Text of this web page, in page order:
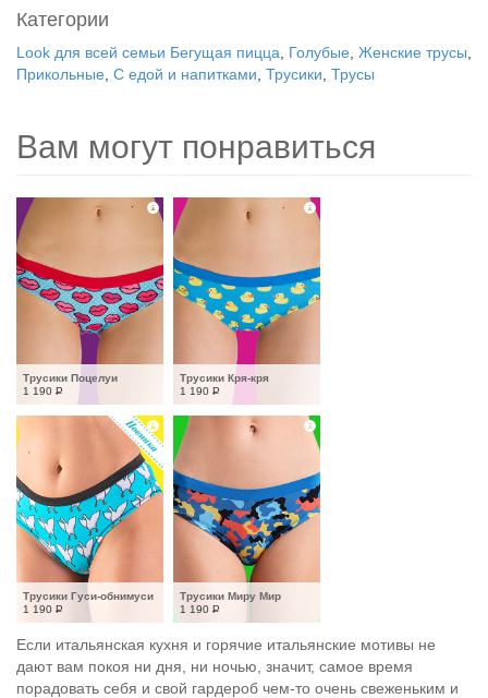
Категории
Look для всей семьи Бегущая пицца Голубые Женские трусы
Прикольные С едой и напитками Трусики Трусы
Вам могут понравиться
Трусики Поцелуи
1 190 Р
Трусики Кря-кря
1 190 Р
Трусики Гуси-обнимуси
1 190 Р
Трусики Миру Мир
1 190 Р
Если итальянская кухня и горячие итальянские мотивы не
дают вам покоя ни дня, ни ночью, значит, самое время
порадовать себя и свой гардероб чем-то очень свеженьким и